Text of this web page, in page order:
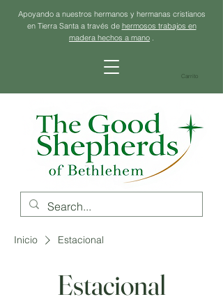
Apoyando a nuestros hermanos y hermanas cristianos
en Tierra Santa a través de hermosos trabajos en
madera hechos a mano .
Carrito
Inicio Estacional
Estacional